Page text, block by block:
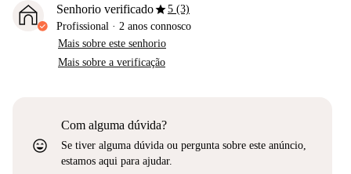
Senhorio verificadostar5 (3)
Profissional · 2 anos connosco
Mais sobre este senhorio
Mais sobre a verificação
sentiment_very_satisfied
Com alguma dúvida?
Se tiver alguma dúvida ou pergunta sobre este anúncio,
estamos aqui para ajudar.